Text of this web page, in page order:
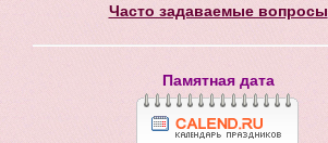
Часто задаваемые вопросы
Памятная дата